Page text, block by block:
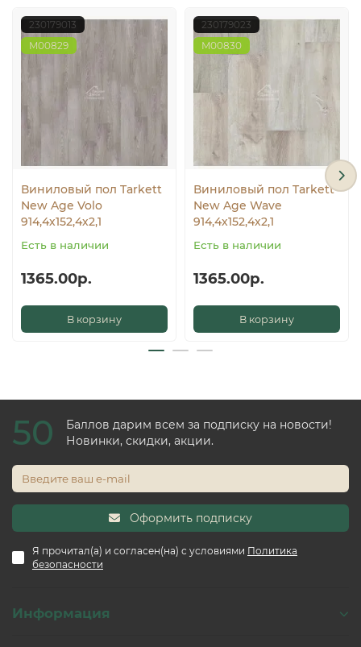
230179013
М00829
Виниловый пол Tarkett
New Age Volo
914,4х152,4х2,1
Есть в наличии
1365.00р.
В корзину
230179023
М00830
Виниловый пол Tarkett
New Age Wave
914,4х152,4х2,1
Есть в наличии
1365.00р.
В корзину
50
Баллов дарим всем за подписку на новости!
Новинки, скидки, акции.
Оформить подписку
Я прочитал(а) и согласен(на) с условиями Политика
безопасности
Информация